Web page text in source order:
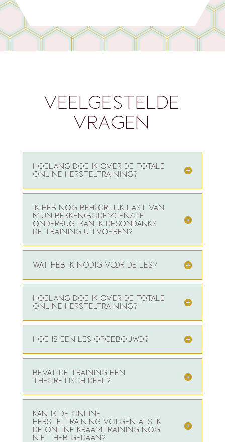
VEELGESTELDE
VRAGEN
HOELANG DOE IK OVER DE TOTALE
ONLINE HERSTELTRAINING?
IK HEB NOG BEHOORLIJK LAST VAN
MIJN BEKKEN(BODEM) EN/OF
ONDERRUG. KAN IK DESONDANKS
DE TRAINING UITVOEREN?
WAT HEB IK NODIG VOOR DE LES?
HOELANG DOE IK OVER DE TOTALE
ONLINE HERSTELTRAINING?
HOE IS EEN LES OPGEBOUWD?
BEVAT DE TRAINING EEN
THEORETISCH DEEL?
KAN IK DE ONLINE
HERSTELTRAINING VOLGEN ALS IK
DE ONLINE KRAAMTRAINING NOG
NIET HEB GEDAAN?